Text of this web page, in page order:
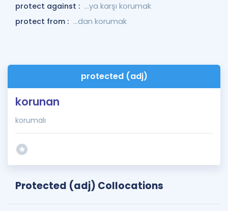
protect against : ...ya karşı korumak
protect from : ...dan korumak
protected (adj)
korunan
korumalı
Protected (adj) Collocations